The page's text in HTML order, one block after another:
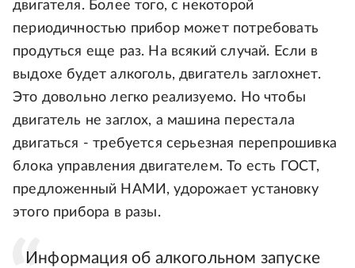
двигателя. Более того, с некоторой
периодичностью прибор может потребовать
продуться еще раз. На всякий случай. Если в
выдохе будет алкоголь, двигатель заглохнет.
Это довольно легко реализуемо. Но чтобы
двигатель не заглох, а машина перестала
двигаться - требуется серьезная перепрошивка
блока управления двигателем. То есть ГОСТ,
предложенный НАМИ, удорожает установку
этого прибора в разы.
Информация об алкогольном запуске